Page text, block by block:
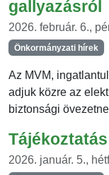
gallyazásról
2026. február. 6.,
Önkormányzati hírek
Az MVM,
adjuk közre az
biztonsági
2026. január. 5.,